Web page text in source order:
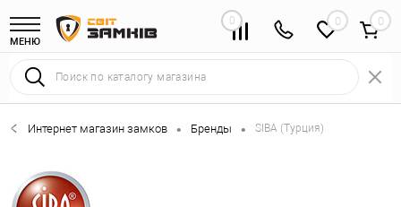
МЕНЮ
0 0
Интернет магазин замков • Бренды • SIBA (Турция)